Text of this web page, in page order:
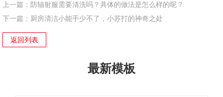
上一篇： 防辐射服需要清洗吗？具体的做法是怎么样的呢？
下一篇： 厨房清洁小能手少不了，小苏打的神奇之处
返回列表
最新模板